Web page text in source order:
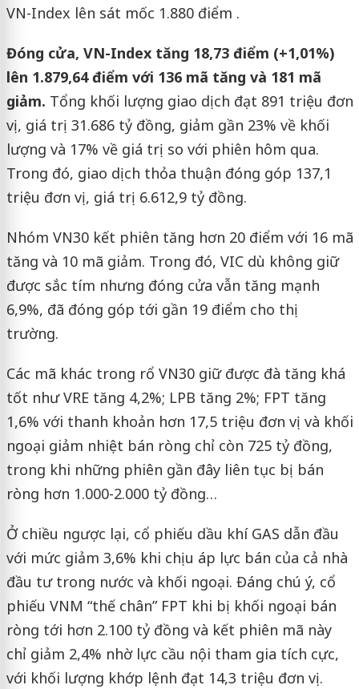
VN-Index lên sát mốc 1.880 điểm .
Đóng cửa, VN-Index tăng 18,73 điểm (+1,01%)
lên 1.879,64 điểm với 136 mã tăng và 181 mã
giảm. Tổng khối lượng giao dịch đạt 891 triệu đơn
vị, giá trị 31.686 tỷ đồng, giảm gần 23% về khối
lượng và 17% về giá trị so với phiên hôm qua.
Trong đó, giao dịch thỏa thuận đóng góp 137,1
triệu đơn vị, giá trị 6.612,9 tỷ đồng.
Nhóm VN30 kết phiên tăng hơn 20 điểm với 16 mã
tăng và 10 mã giảm. Trong đó, VIC dù không giữ
được sắc tím nhưng đóng cửa vẫn tăng mạnh
6,9%, đã đóng góp tới gần 19 điểm cho thị
trường.
Các mã khác trong rổ VN30 giữ được đà tăng khá
tốt như VRE tăng 4,2%; LPB tăng 2%; FPT tăng
1,6% với thanh khoản hơn 17,5 triệu đơn vị và khối
ngoại giảm nhiệt bán ròng chỉ còn 725 tỷ đồng,
trong khi những phiên gần đây liên tục bị bán
ròng hơn 1.000-2.000 tỷ đồng…
Ở chiều ngược lại, cổ phiếu dầu khí GAS dẫn đầu
với mức giảm 3,6% khi chịu áp lực bán của cả nhà
đầu tư trong nước và khối ngoại. Đáng chú ý, cổ
phiếu VNM “thế chân” FPT khi bị khối ngoại bán
ròng tới hơn 2.100 tỷ đồng và kết phiên mã này
chỉ giảm 2,4% nhờ lực cầu nội tham gia tích cực,
với khối lượng khớp lệnh đạt 14,3 triệu đơn vị.